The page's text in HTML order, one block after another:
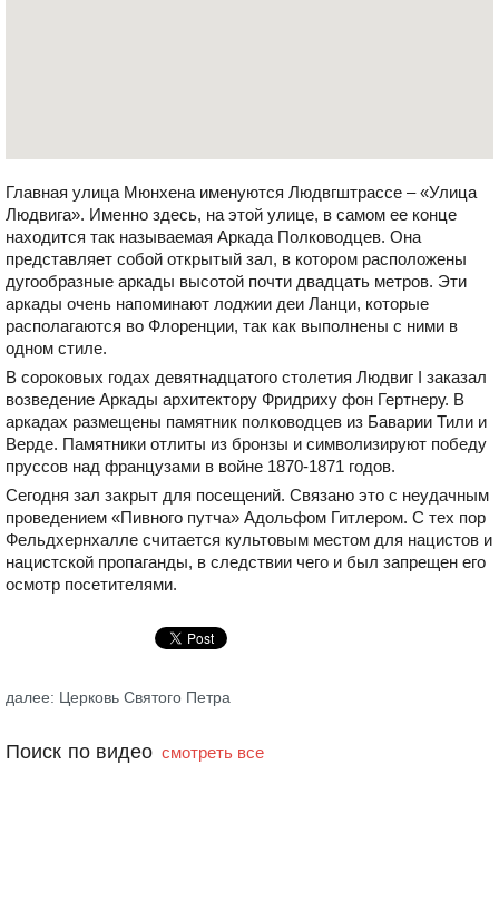
Главная улица Мюнхена именуются Людвгштрассе – «Улица
Людвига». Именно здесь, на этой улице, в самом ее конце
находится так называемая Аркада Полководцев. Она
представляет собой открытый зал, в котором расположены
дугообразные аркады высотой почти двадцать метров. Эти
аркады очень напоминают лоджии деи Ланци, которые
располагаются во Флоренции, так как выполнены с ними в
одном стиле.
В сороковых годах девятнадцатого столетия Людвиг I заказал
возведение Аркады архитектору Фридриху фон Гертнеру. В
аркадах размещены памятник полководцев из Баварии Тили и
Верде. Памятники отлиты из бронзы и символизируют победу
пруссов над французами в войне 1870-1871 годов.
Сегодня зал закрыт для посещений. Связано это с неудачным
проведением «Пивного путча» Адольфом Гитлером. С тех пор
Фельдхернхалле считается культовым местом для нацистов и
нацистской пропаганды, в следствии чего и был запрещен его
осмотр посетителями.
далее: Церковь Святого Петра
Поиск по видео смотреть все